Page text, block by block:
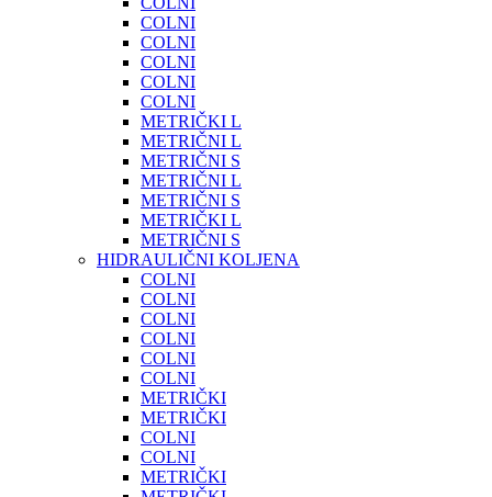
COLNI
COLNI
COLNI
COLNI
COLNI
METRIČKI L
METRIČNI L
METRIČNI S
METRIČNI L
METRIČNI S
METRIČKI L
METRIČNI S
HIDRAULIČNI KOLJENA
COLNI
COLNI
COLNI
COLNI
COLNI
COLNI
METRIČKI
METRIČKI
COLNI
COLNI
METRIČKI